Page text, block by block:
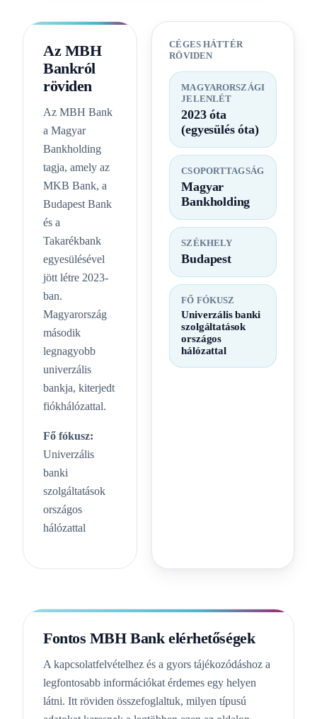
Az MBH
Bankról
röviden
Az MBH Bank
a Magyar
Bankholding
tagja, amely az
MKB Bank, a
Budapest Bank
és a
Takarékbank
egyesülésével
jött létre 2023-
ban.
Magyarország
második
legnagyobb
univerzális
bankja, kiterjedt
fiókhálózattal.
Fő fókusz:
Univerzális
banki
szolgáltatások
országos
hálózattal
CÉGES HÁTTÉR
RÖVIDEN
MAGYARORSZÁGI
JELENLÉT
2023 óta
(egyesülés óta)
CSOPORTTAGSÁG
Magyar
Bankholding
SZÉKHELY
Budapest
FŐ FÓKUSZ
Univerzális banki
szolgáltatások
országos
hálózattal
Fontos MBH Bank elérhetőségek
A kapcsolatfelvételhez és a gyors tájékozódáshoz a
legfontosabb információkat érdemes egy helyen
látni. Itt röviden összefoglaltuk, milyen típusú